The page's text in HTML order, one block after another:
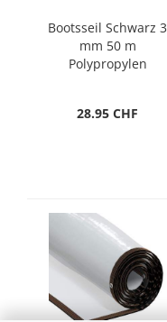
Bootsseil Schwarz 3
mm 50 m
Polypropylen
28.95 CHF